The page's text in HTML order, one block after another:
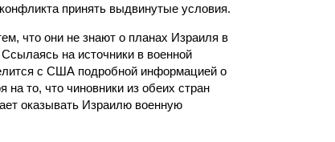
принять выдвинутые условия.
что они не знают о планах Израиля в
на источники в военной
с США подробной информацией о
то, что чиновники из обеих стран
оказывать Израилю военную